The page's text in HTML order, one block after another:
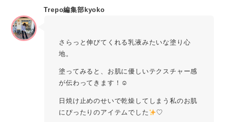
Trepo編集部kyoko
さらっと伸びてくれる乳液みたいな塗り心
地。
塗ってみると、お肌に優しいテクスチャー感
が伝わってきます！☺
日焼け止めのせいで乾燥してしまう私のお肌
にぴったりのアイテムでした
♡